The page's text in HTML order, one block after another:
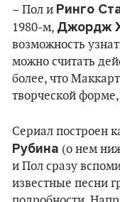
– Пол и Ринго
1980-м, Джордж
возможность
можно считать
более, что
творческой
Сериал построен
Рубина (о нем
и Пол сразу
известные песни